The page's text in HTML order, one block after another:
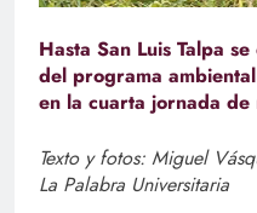
Hasta San Luis Talpa
del programa
en la cuarta jornada
Texto y fotos: Miguel
La Palabra Universitaria